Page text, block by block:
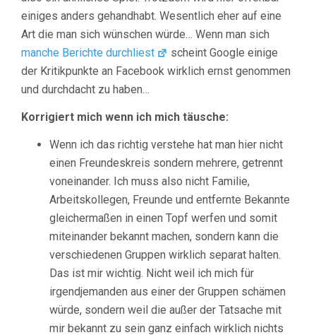
einiges anders gehandhabt. Wesentlich eher auf eine
Art die man sich wünschen würde… Wenn man sich
manche Berichte durchliest
scheint Google einige
der Kritikpunkte an Facebook wirklich ernst genommen
und durchdacht zu haben…
Korrigiert mich wenn ich mich täusche:
Wenn ich das richtig verstehe hat man hier nicht
einen Freundeskreis sondern mehrere, getrennt
voneinander. Ich muss also nicht Familie,
Arbeitskollegen, Freunde und entfernte Bekannte
gleichermaßen in einen Topf werfen und somit
miteinander bekannt machen, sondern kann die
verschiedenen Gruppen wirklich separat halten.
Das ist mir wichtig. Nicht weil ich mich für
irgendjemanden aus einer der Gruppen schämen
würde, sondern weil die außer der Tatsache mit
mir bekannt zu sein ganz einfach wirklich nichts